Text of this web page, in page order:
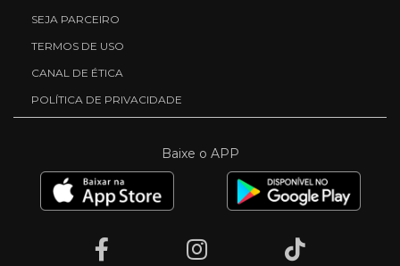
SEJA PARCEIRO
TERMOS DE USO
CANAL DE ÉTICA
POLÍTICA DE PRIVACIDADE
Baixe o APP